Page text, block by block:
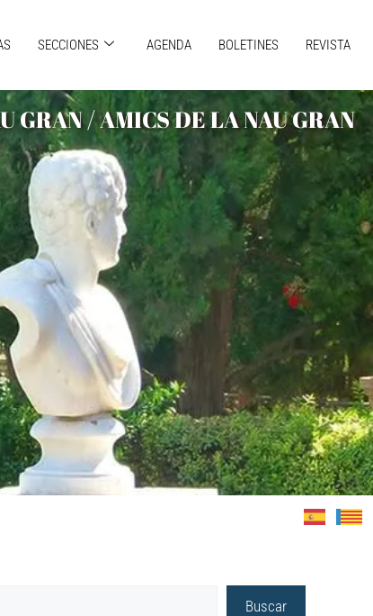
SECCIONES AGENDA BOLETINES REVISTA
GRAN / AMICS DE LA NAU GRAN
Buscar